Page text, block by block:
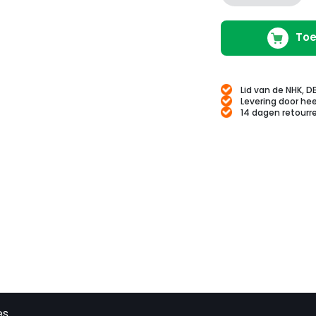
Lid van de NHK,
Levering door
14 dagen